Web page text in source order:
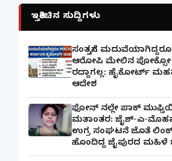
ಇತ್ತೀಚಿನ ಸುದ್ದಿಗಳು
ಸಂತ್ರಸ್ತೆಗೆ ಮದುವೆಯಾಗಿದ್ದರೂ
ಆರೋಪಿ ಮೇಲಿನ ಪೋಕ್ಸೋ
ರದ್ದಾಗಲ್ಲ: ಹೈಕೋರ್ಟ್
ಆದೇಶ
ಫೋನ್ ನಲ್ಲೇ ಪಾಕ್
ಮತಾಂತರ: ಜೈಶ್-ಎ-
ಉಗ್ರ ಸಂಘಟನೆ ಜೊತೆ
ಹೊಂದಿದ್ದ ಜೈಪುರದ ಮಹಿಳೆ